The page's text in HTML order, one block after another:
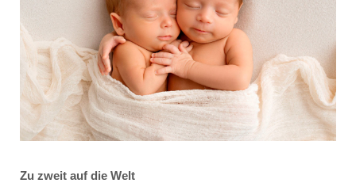
Zu zweit auf die Welt